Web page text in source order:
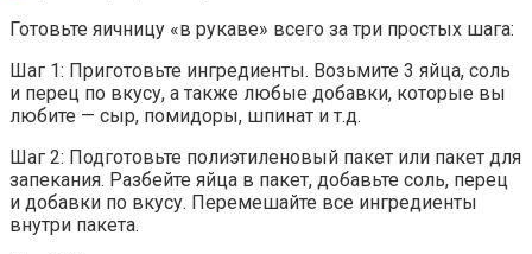
Готовьте яичницу «в рукаве» всего за три простых шага:
Шаг 1: Приготовьте ингредиенты. Возьмите 3 яйца, соль
и перец по вкусу, а также любые добавки, которые вы
любите — сыр, помидоры, шпинат и т.д.
Шаг 2: Подготовьте полиэтиленовый пакет или пакет для
запекания. Разбейте яйца в пакет, добавьте соль, перец
и добавки по вкусу. Перемешайте все ингредиенты
внутри пакета.